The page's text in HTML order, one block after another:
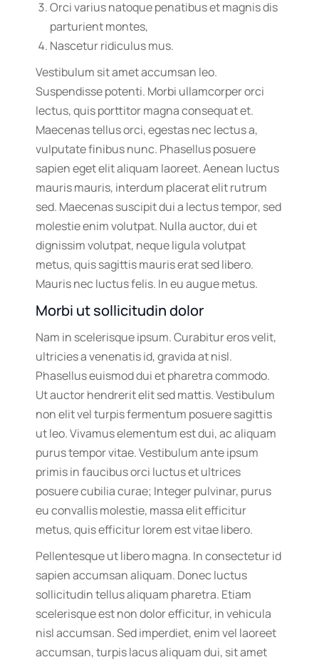
Orci varius natoque penatibus et magnis dis
parturient montes,
Nascetur ridiculus mus.
Vestibulum sit amet accumsan leo.
Suspendisse potenti. Morbi ullamcorper orci
lectus, quis porttitor magna consequat et.
Maecenas tellus orci, egestas nec lectus a,
vulputate finibus nunc. Phasellus posuere
sapien eget elit aliquam laoreet. Aenean luctus
mauris mauris, interdum placerat elit rutrum
sed. Maecenas suscipit dui a lectus tempor, sed
molestie enim volutpat. Nulla auctor, dui et
dignissim volutpat, neque ligula volutpat
metus, quis sagittis mauris erat sed libero.
Mauris nec luctus felis. In eu augue metus.
Morbi ut sollicitudin dolor
Nam in scelerisque ipsum. Curabitur eros velit,
ultricies a venenatis id, gravida at nisl.
Phasellus euismod dui et pharetra commodo.
Ut auctor hendrerit elit sed mattis. Vestibulum
non elit vel turpis fermentum posuere sagittis
ut leo. Vivamus elementum est dui, ac aliquam
purus tempor vitae. Vestibulum ante ipsum
primis in faucibus orci luctus et ultrices
posuere cubilia curae; Integer pulvinar, purus
eu convallis molestie, massa elit efficitur
metus, quis efficitur lorem est vitae libero.
Pellentesque ut libero magna. In consectetur id
sapien accumsan aliquam. Donec luctus
sollicitudin tellus aliquam pharetra. Etiam
scelerisque est non dolor efficitur, in vehicula
nisl accumsan. Sed imperdiet, enim vel laoreet
accumsan, turpis lacus aliquam dui, sit amet